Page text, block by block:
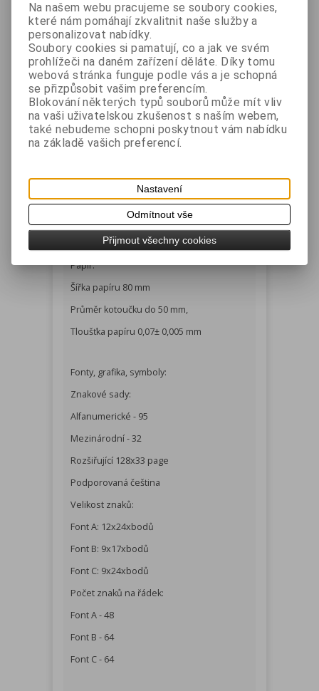
Rozhraní:
Bluetooth V3,0 + EDR, Easy Bluetooth
Pairing via NFC - modely s Bluetooth
rozhraním
WLAN 802.11 b/g/n (Ad-hoc, WiFi Direct) -
WEP40/104, WPA1/2 (PSK, EAP) - modely s
WiFi rozhraním
sériové - všechny modely
Pro připojení USB nebo sériového
rozhraní je nutné použít speciální
dodávaný kabel.
Papír:
Šířka papíru 80 mm
Průměr kotoučku do 50 mm,
Tloušťka papíru 0,07± 0,005 mm
Fonty, grafika, symboly:
Znakové sady:
Alfanumerické - 95
Mezinárodní - 32
Rozšiřující 128x33 page
Podporovaná čeština
Velikost znaků:
Font A: 12x24xbodů
Font B: 9x17xbodů
Font C: 9x24xbodů
Počet znaků na řádek:
Font A - 48
Font B - 64
Font C - 64
Na našem webu pracujeme se soubory cookies,
které nám pomáhají zkvalitnit naše služby a
personalizovat nabídky.
Soubory cookies si pamatují, co a jak ve svém
prohlížeči na daném zařízení děláte. Díky tomu
webová stránka funguje podle vás a je schopná
se přizpůsobit vašim preferencím.
Blokování některých typů souborů může mít vliv
na vaši uživatelskou zkušenost s naším webem,
také nebudeme schopni poskytnout vám nabídku
na základě vašich preferencí.
Nastavení
Odmítnout vše
Přijmout všechny cookies